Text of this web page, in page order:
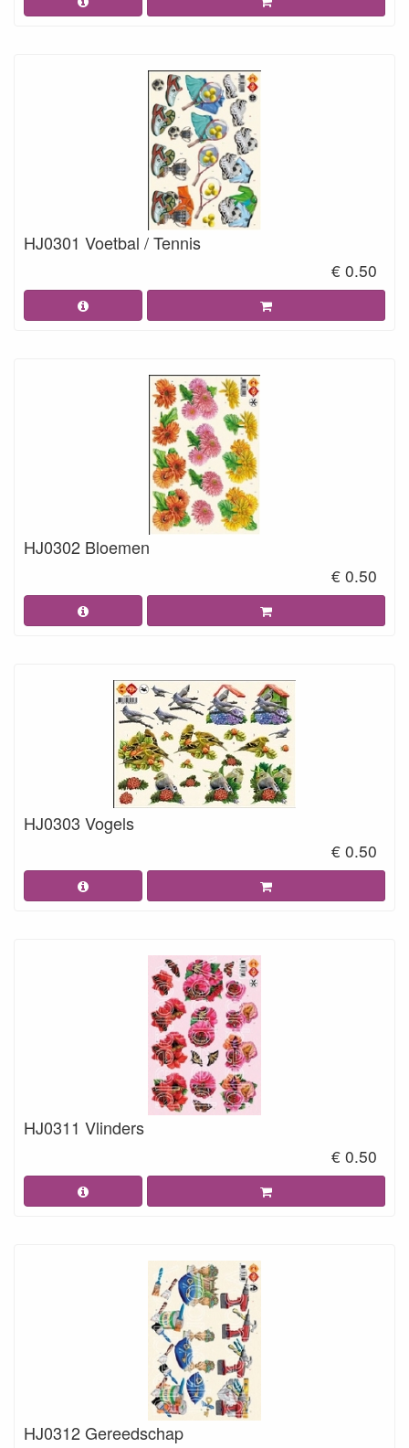
HJ0301 Voetbal / Tennis
€ 0.50
HJ0302 Bloemen
€ 0.50
HJ0303 Vogels
€ 0.50
HJ0311 Vlinders
€ 0.50
HJ0312 Gereedschap